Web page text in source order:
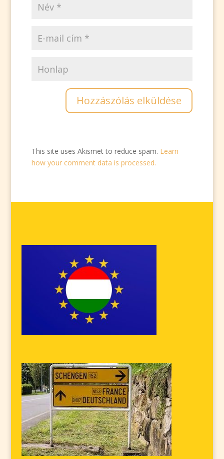
This site uses Akismet to reduce spam. Learn
how your comment data is processed.